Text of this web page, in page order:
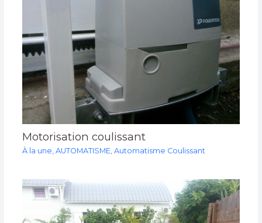
Motorisation coulissant
À la une, AUTOMATISME, Automatisme Coulissant